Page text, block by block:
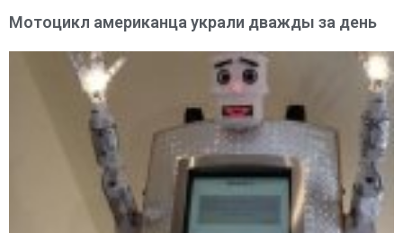
Мотоцикл американца украли дважды за день